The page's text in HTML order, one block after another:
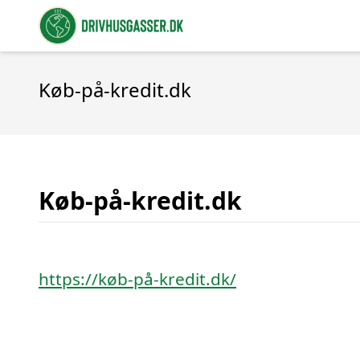
Køb-på-kredit.dk
Køb-på-kredit.dk
https://køb-på-kredit.dk/